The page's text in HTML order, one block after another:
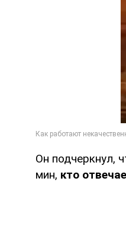
Он подчеркнул,
мин, кто